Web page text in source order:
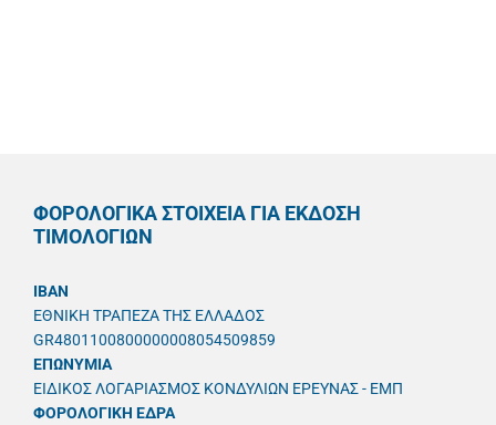
ΦΟΡΟΛΟΓΙΚΑ ΣΤΟΙΧΕΙΑ ΓΙΑ ΕΚΔΟΣΗ
ΤΙΜΟΛΟΓΙΩΝ
IBAN
ΕΘΝΙΚΗ ΤΡΑΠΕΖΑ ΤΗΣ ΕΛΛΑΔΟΣ
GR4801100800000008054509859
ΕΠΩΝΥΜΙΑ
ΕΙΔΙΚΟΣ ΛΟΓΑΡΙΑΣΜΟΣ ΚΟΝΔΥΛΙΩΝ ΕΡΕΥΝΑΣ - ΕΜΠ
ΦΟΡΟΛΟΓΙΚΗ ΕΔΡΑ